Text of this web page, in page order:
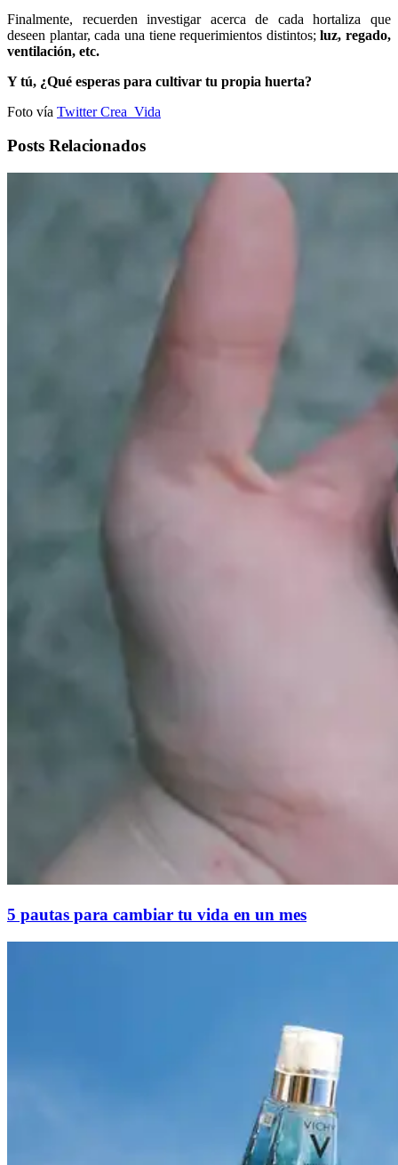
Finalmente, recuerden investigar acerca de cada hortaliza que
deseen plantar, cada una tiene requerimientos distintos;luz, regado,
ventilación, etc.
Y tú, ¿Qué esperas para cultivar tu propia huerta?
Foto vía Twitter Crea_Vida
Posts Relacionados
5 pautas para cambiar tu vida en un mes